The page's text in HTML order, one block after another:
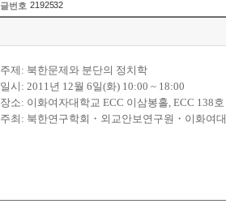
글번호 2192532
주제: 북한문제와 분단의 정치학
일시: 2011년 12월 6일(화) 10:00 ~ 18:00
장소: 이화여자대학교 ECC 이삼봉홀, ECC 138호
주최: 북한연구학회 ・ 외교안보연구원 ・ 이화여